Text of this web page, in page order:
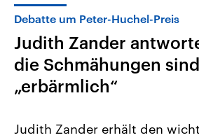
Themen
Debatte um Peter-Huchel-Preis
Judith Zander
die Schmähungen sind
„erbärmlich“
Judith Zander erhält den